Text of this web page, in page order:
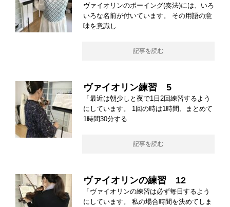
ヴァイオリンのボーイング(奏法)には、いろ
いろな名前が付いています。 その用語の意
味を意識し
記事を読む
ヴァイオリン練習 5
「最近は朝少しと夜で1日2回練習するよう
にしています。 1回の時は1時間、まとめて
1時間30分する
記事を読む
ヴァイオリンの練習 12
「ヴァイオリンの練習は必ず毎日するよう
にしています。 私の場合時間を決めてしま